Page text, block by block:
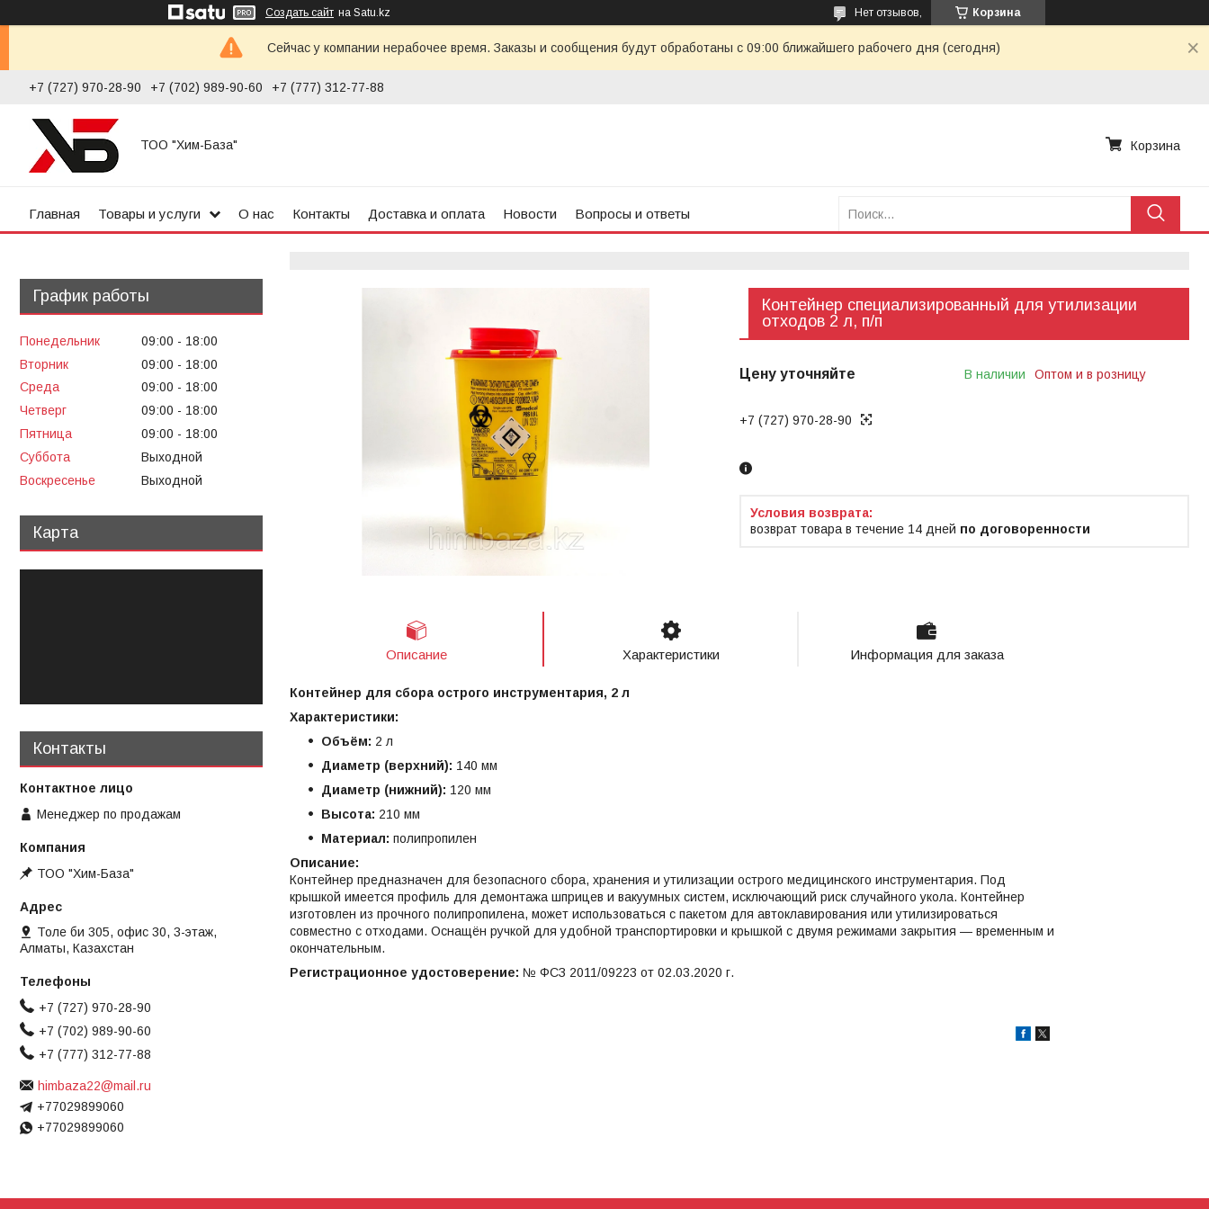
Создать сайт на Satu.kz Корзина
Нет отзывов,
Сейчас у компании нерабочее время. Заказы и сообщения будут обработаны с 09:00 ближайшего рабочего дня (сегодня)
+7 (727) 970-28-90 +7 (702) 989-90-60 +7 (777) 312-77-88
ТОО "Хим-База" Корзина
Главная Товары и услуги О нас Контакты Доставка и оплата Новости Вопросы и ответы
Контейнер специализированный для утилизации
отходов 2 л, п/п
Цену уточняйте В наличии Оптом и в розницу
+7 (727) 970-28-90
возврат товара в течение 14 дней по договоренности
Описание Характеристики Информация для заказа
Контейнер для сбора острого инструментария, 2 л
Характеристики:
Объём: 2 л
Диаметр (верхний): 140 мм
Диаметр (нижний): 120 мм
Высота: 210 мм
Материал: полипропилен
Описание:
Контейнер предназначен для безопасного сбора, хранения и утилизации острого медицинского инструментария. Под
крышкой имеется профиль для демонтажа шприцев и вакуумных систем, исключающий риск случайного укола. Контейнер
изготовлен из прочного полипропилена, может использоваться с пакетом для автоклавирования или утилизироваться
совместно с отходами. Оснащён ручкой для удобной транспортировки и крышкой с двумя режимами закрытия — временным и
окончательным.
Регистрационное удостоверение: № ФСЗ 2011/09223 от 02.03.2020 г.
График работы
Понедельник 09:00
18:00
Вторник
09:00
18:00
Среда
09:00
18:00
Четверг
09:00
18:00
Пятница
09:00
18:00
Суббота
Выходной
Воскресенье
Выходной
Карта
Контакты
Менеджер по продажам
ТОО "Хим-База"
Толе би 305, офис 30, 3-этаж,
Алматы, Казахстан
+7 (727) 970-28-90
+7 (702) 989-90-60
+7 (777) 312-77-88
himbaza22@mail.ru
+77029899060
+77029899060